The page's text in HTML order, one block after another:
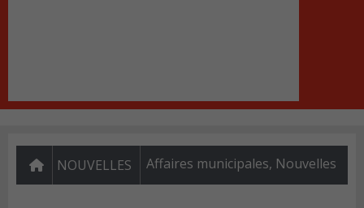
NOUVELLES Affaires municipales, Nouvelles